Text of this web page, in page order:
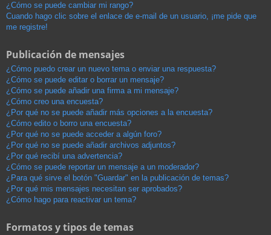
¿Cómo se puede cambiar mi rango?
Cuando hago clic sobre el enlace de e-mail de un usuario, ¡me pide que
me registre!
Publicación de mensajes
¿Cómo puedo crear un nuevo tema o enviar una respuesta?
¿Cómo se puede editar o borrar un mensaje?
¿Cómo se puede añadir una firma a mi mensaje?
¿Cómo creo una encuesta?
¿Por qué no se puede añadir más opciones a la encuesta?
¿Cómo edito o borro una encuesta?
¿Por qué no se puede acceder a algún foro?
¿Por qué no se puede añadir archivos adjuntos?
¿Por qué recibí una advertencia?
¿Cómo se puede reportar un mensaje a un moderador?
¿Para qué sirve el botón "Guardar" en la publicación de temas?
¿Por qué mis mensajes necesitan ser aprobados?
¿Cómo hago para reactivar un tema?
Formatos y tipos de temas